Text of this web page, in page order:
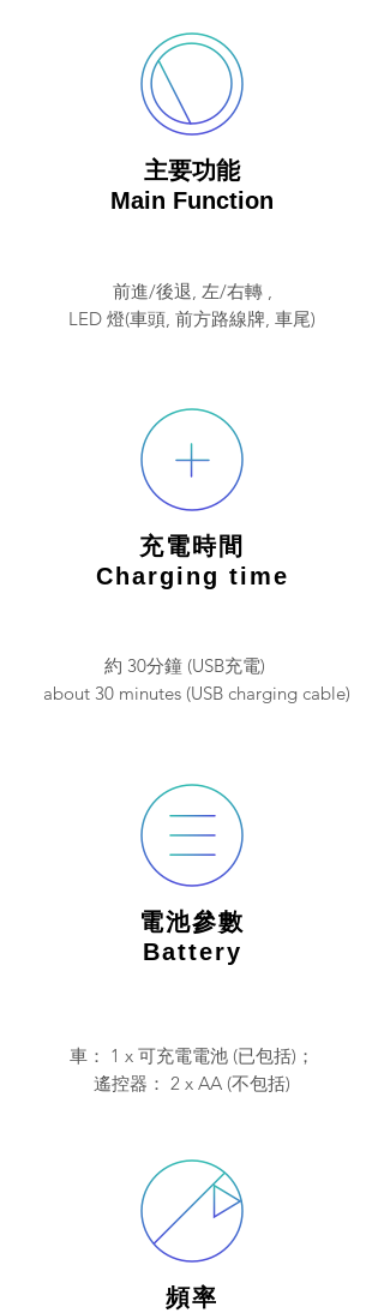
主要功能
Main Function
充電時間
Charging time
電池參數
Battery
頻率
約 30分鐘 (USB充電)
about 30 minutes (USB charging cable)
車： 1 x 可充電電池 (已包括)；
遙控器： 2 x AA (不包括)
前進/後退, 左/右轉 ,
LED 燈(車頭, 前方路線牌, 車尾)